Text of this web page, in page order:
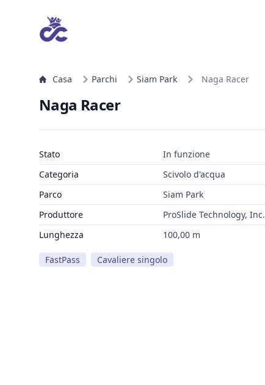
Casa Parchi Siam Park Naga Racer
Naga Racer
Stato
In funzione
Categoria
Scivolo d'acqua
Parco
Siam Park
Produttore
ProSlide Technology, Inc.
Lunghezza
100,00 m
FastPass Cavaliere singolo